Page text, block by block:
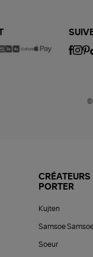
©
PORTER
Kujten
Samsoe
Soeur